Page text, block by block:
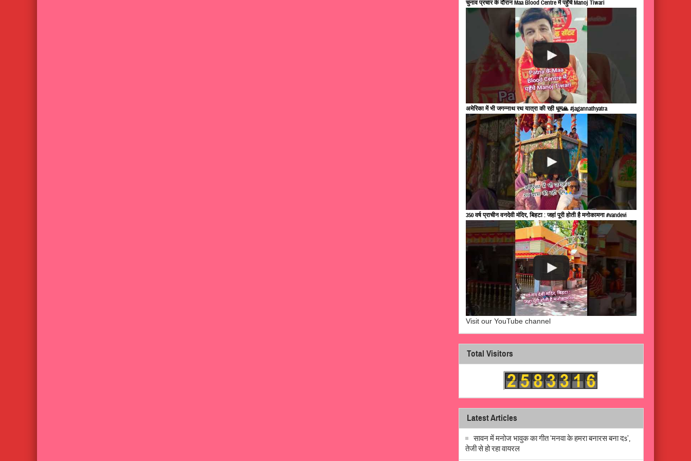
चुनाव प्रचार के दौरान Maa Blood Centre में पहुँचे Manoj Tiwari
अमेरिका में भी जगन्नाथ रथ यात्रा की रही धूम🙏 #jagannathyatra
350 वर्ष प्राचीन वनदेवी मंदिर, बिहटा : जहां पूरी होती है मनोकामना #vandevi
Visit our YouTube channel
Total Visitors
Latest Articles
सावन में मनोज भावुक का गीत ‘मनवा के हमरा बनारस बना दs’,
तेजी से हो रहा वायरल